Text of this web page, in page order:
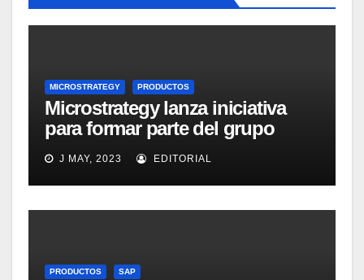
MICROSTRATEGY PRODUCTOS
Microstrategy lanza iniciativa
para formar parte del grupo
MicroStrategy Business
Intelligence Group en LinkedIn
J MAY, 2023 EDITORIAL
PRODUCTOS SAP